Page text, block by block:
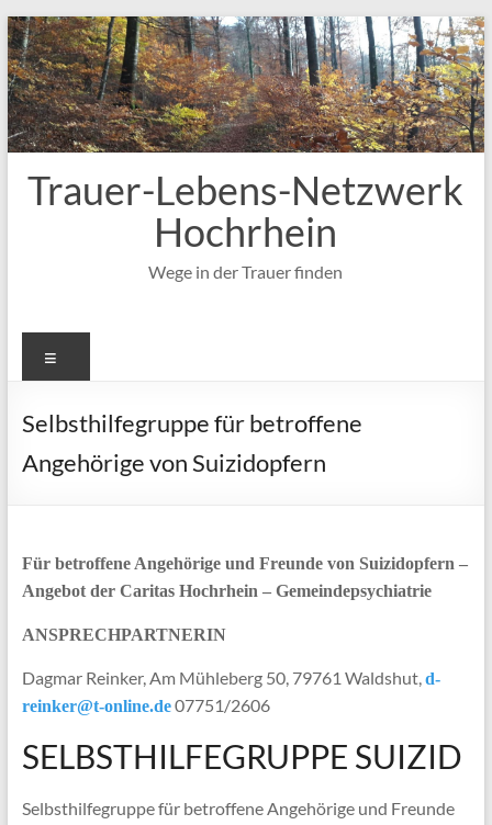
Zum
Inhalt
springen
Trauer-Lebens-Netzwerk
Hochrhein
Wege in der Trauer finden
Selbsthilfegruppe für betroffene
Angehörige von Suizidopfern
Für betroffene Angehörige und Freunde von Suizidopfern –
Angebot der Caritas Hochrhein – Gemeindepsychiatrie
ANSPRECHPARTNERIN
Dagmar Reinker, Am Mühleberg 50, 79761 Waldshut,d-
reinker@t-online.de07751/2606
SELBSTHILFEGRUPPE SUIZID
Selbsthilfegruppe für betroffene Angehörige und Freunde